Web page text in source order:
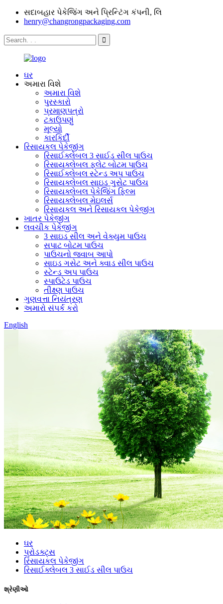
સદાબહાર પેકેજિંગ અને પ્રિન્ટિંગ કંપની, લિ
henry@changrongpackaging.com
ઘર
અમારા વિશે
અમારા વિશે
પુરસ્કારો
પ્રમાણપત્રો
ટકાઉપણું
મૂલ્યો
કારકિર્દી
રિસાયકલ પેકેજીંગ
રિસાઈક્લેબલ 3 સાઈડ સીલ પાઉચ
રિસાયક્લેબલ ફ્લેટ બોટમ પાઉચ
રિસાઈક્લેબલ સ્ટેન્ડ અપ પાઉચ
રિસાયક્લેબલ સાઇડ ગુસેટ પાઉચ
રિસાયક્લેબલ પેકેજિંગ ફિલ્મ
રિસાયક્લેબલ મેઇલર્સ
રિસાયકલ અને રિસાયકલ પેકેજીંગ
ખાતર પેકેજીંગ
લવચીક પેકેજીંગ
3 સાઇડ સીલ અને વેક્યુમ પાઉચ
સપાટ બોટમ પાઉચ
પાઉચનો જવાબ આપો
સાઇડ ગસેટ અને ક્વાડ સીલ પાઉચ
સ્ટેન્ડ અપ પાઉચ
સ્પાઉટેડ પાઉચ
તીક્ષ્ણ પાઉચ
ગુણવત્તા નિયંત્રણ
અમારો સંપર્ક કરો
English
ઘર
પ્રોડક્ટ્સ
રિસાયકલ પેકેજીંગ
રિસાઈક્લેબલ 3 સાઈડ સીલ પાઉચ
શ્રેણીઓ